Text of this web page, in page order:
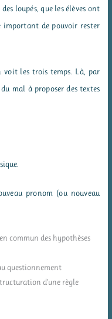
loupés, que les élèves ont
important de pouvoir rester
voit les trois temps. Là, par
mal à proposer des textes
pronom (ou nouveau
commun des hypothèses
questionnement
d’une règle